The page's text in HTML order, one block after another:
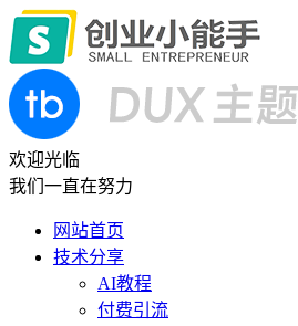
欢迎光临
我们一直在努力
网站首页
技术分享
AI教程
付费引流